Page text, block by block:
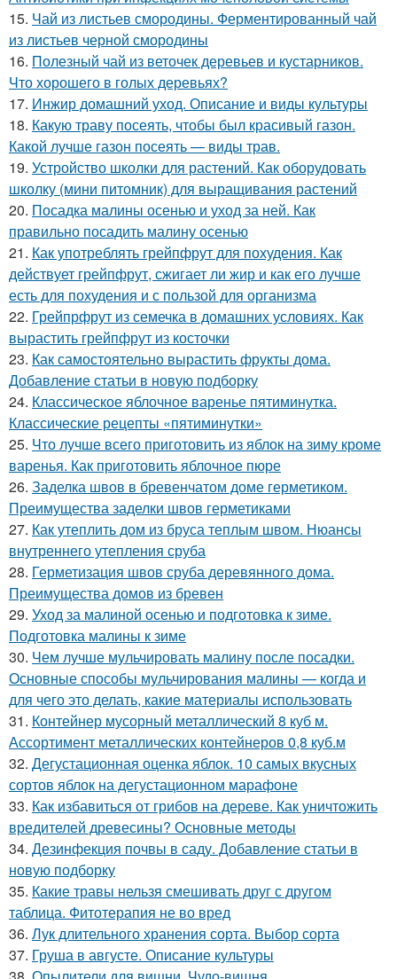
15. Чай из листьев смородины. Ферментированный чай
из листьев черной смородины
16. Полезный чай из веточек деревьев и кустарников.
Что хорошего в голых деревьях?
17. Инжир домашний уход. Описание и виды культуры
18. Какую траву посеять, чтобы был красивый газон.
Какой лучше газон посеять — виды трав.
19. Устройство школки для растений. Как оборудовать
школку (мини питомник) для выращивания растений
20. Посадка малины осенью и уход за ней. Как
правильно посадить малину осенью
21. Как употреблять грейпфрут для похудения. Как
действует грейпфрут, сжигает ли жир и как его лучше
есть для похудения и с пользой для организма
22. Грейпрфрут из семечка в домашних условиях. Как
вырастить грейпфрут из косточки
23. Как самостоятельно вырастить фрукты дома.
Добавление статьи в новую подборку
24. Классическое яблочное варенье пятиминутка.
Классические рецепты «пятиминутки»
25. Что лучше всего приготовить из яблок на зиму кроме
варенья. Как приготовить яблочное пюре
26. Заделка швов в бревенчатом доме герметиком.
Преимущества заделки швов герметиками
27. Как утеплить дом из бруса теплым швом. Нюансы
внутреннего утепления сруба
28. Герметизация швов сруба деревянного дома.
Преимущества домов из бревен
29. Уход за малиной осенью и подготовка к зиме.
Подготовка малины к зиме
30. Чем лучше мульчировать малину после посадки.
Основные способы мульчирования малины — когда и
для чего это делать, какие материалы использовать
31. Контейнер мусорный металлический 8 куб м.
Ассортимент металлических контейнеров 0,8 куб.м
32. Дегустационная оценка яблок. 10 самых вкусных
сортов яблок на дегустационном марафоне
33. Как избавиться от грибов на дереве. Как уничтожить
вредителей древесины? Основные методы
34. Дезинфекция почвы в саду. Добавление статьи в
новую подборку
35. Какие травы нельзя смешивать друг с другом
таблица. Фитотерапия не во вред
36. Лук длительного хранения сорта. Выбор сорта
37. Груша в августе. Описание культуры